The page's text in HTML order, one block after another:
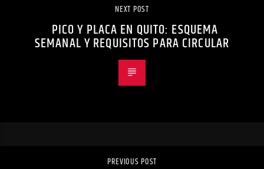
NEXT POST
PICO Y PLACA EN QUITO: ESQUEMA
SEMANAL Y REQUISITOS PARA CIRCULAR
PREVIOUS POST